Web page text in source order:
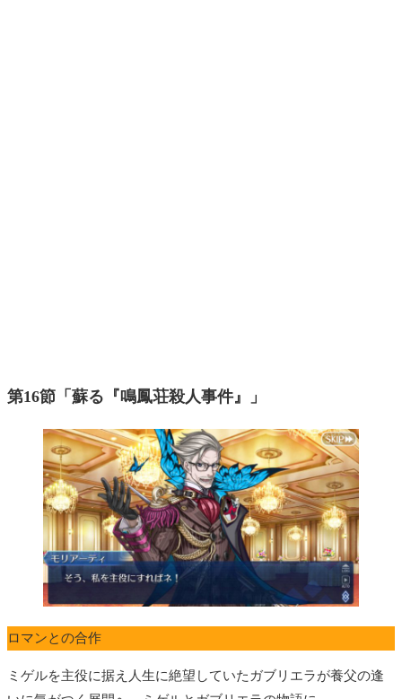
第16節「蘇る『鳴鳳荘殺人事件』」
ロマンとの合作
ミゲルを主役に据え人生に絶望していたガブリエラが養父の逢